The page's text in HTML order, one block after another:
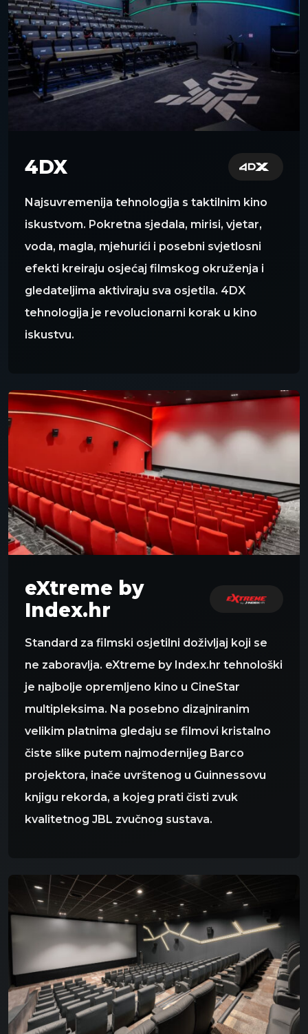
4DX
Najsuvremenija tehnologija s taktilnim kino
iskustvom. Pokretna sjedala, mirisi, vjetar,
voda, magla, mjehurići i posebni svjetlosni
efekti kreiraju osjećaj filmskog okruženja i
gledateljima aktiviraju sva osjetila. 4DX
tehnologija je revolucionarni korak u kino
iskustvu.
eXtreme by
Index.hr
Standard za filmski osjetilni doživljaj koji se
ne zaboravlja. eXtreme by Index.hr tehnološki
je najbolje opremljeno kino u CineStar
multipleksima. Na posebno dizajniranim
velikim platnima gledaju se filmovi kristalno
čiste slike putem najmodernijeg Barco
projektora, inače uvrštenog u Guinnessovu
knjigu rekorda, a kojeg prati čisti zvuk
kvalitetnog JBL zvučnog sustava.